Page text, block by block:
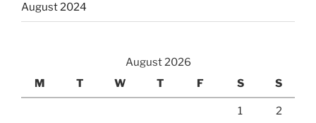
August 2024
August 2026
M
T W T F S S
1 2